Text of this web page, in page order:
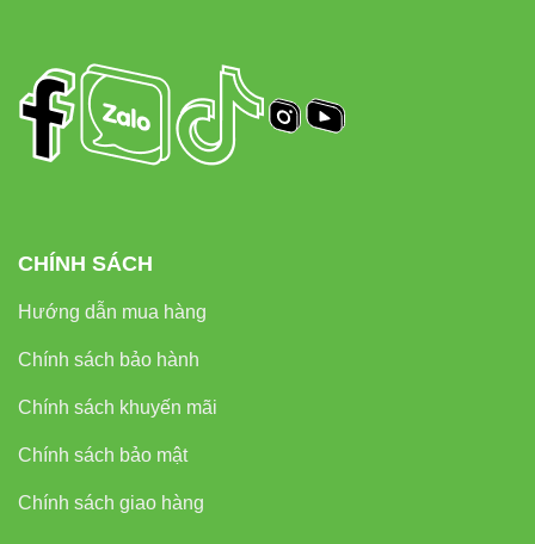
CHÍNH SÁCH
Hướng dẫn mua hàng
Chính sách bảo hành
Chính sách khuyến mãi
Chính sách bảo mật
Chính sách giao hàng